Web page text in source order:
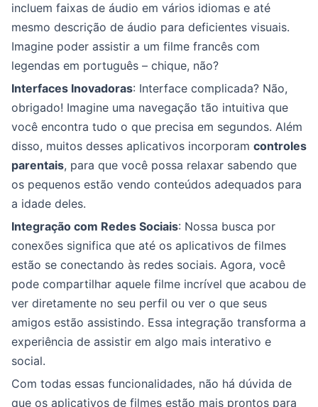
incluem faixas de áudio em vários idiomas e até
mesmo descrição de áudio para deficientes visuais.
Imagine poder assistir a um filme francês com
legendas em português – chique, não?
Interfaces Inovadoras: Interface complicada? Não,
obrigado! Imagine uma navegação tão intuitiva que
você encontra tudo o que precisa em segundos. Além
disso, muitos desses aplicativos incorporam controles
parentais, para que você possa relaxar sabendo que
os pequenos estão vendo conteúdos adequados para
a idade deles.
Integração com Redes Sociais: Nossa busca por
conexões significa que até os aplicativos de filmes
estão se conectando às redes sociais. Agora, você
pode compartilhar aquele filme incrível que acabou de
ver diretamente no seu perfil ou ver o que seus
amigos estão assistindo. Essa integração transforma a
experiência de assistir em algo mais interativo e
social.
Com todas essas funcionalidades, não há dúvida de
que os aplicativos de filmes estão mais prontos para